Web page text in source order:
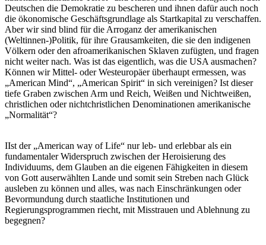
Deutschen die Demokratie zu bescheren und ihnen dafür auch noch
die ökonomische Geschäftsgrundlage als Startkapital zu verschaffen.
Aber wir sind blind für die Arroganz der amerikanischen
(Weltinnen-)Politik, für ihre Grausamkeiten, die sie den indigenen
Völkern oder den afroamerikanischen Sklaven zufügten, und fragen
nicht weiter nach. Was ist das eigentlich, was die USA ausmachen?
Können wir Mittel- oder Westeuropäer überhaupt ermessen, was
„American Mind“, „American Spirit“ in sich vereinigen? Ist dieser
tiefe Graben zwischen Arm und Reich, Weißen und Nichtweißen,
christlichen oder nichtchristlichen Denominationen amerikanische
„Normalität“?
IIst der „American way of Life“ nur leb- und erlebbar als ein
fundamentaler Widerspruch zwischen der Heroisierung des
Individuums, dem Glauben an die eigenen Fähigkeiten in diesem
von Gott auserwählten Lande und somit sein Streben nach Glück
ausleben zu können und alles, was nach Einschränkungen oder
Bevormundung durch staatliche Institutionen und
Regierungsprogrammen riecht, mit Misstrauen und Ablehnung zu
begegnen?